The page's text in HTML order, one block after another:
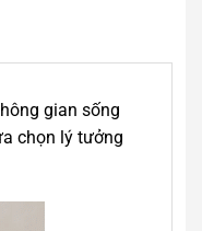
gian sống
chọn lý tưởng